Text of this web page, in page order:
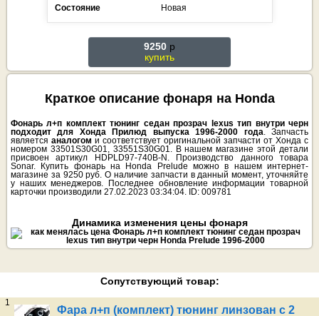
Состояние Новая
9250 p
купить
Краткое описание фонаря на Honda
Фонарь л+п комплект тюнинг седан прозрач lexus тип внутри черн
подходит для Хонда Прилюд выпуска 1996-2000 года. Запчасть
является аналогом и соответствует оригинальной запчасти от Хонда с
номером 33501S30G01, 33551S30G01. В нашем магазине этой детали
присвоен артикул HDPLD97-740B-N. Производство данного товара
Sonar. Купить фонарь на Honda Prelude можно в нашем интернет-
магазине за 9250 руб. О наличие запчасти в данный момент, уточняйте
у наших менеджеров. Последнее обновление информации товарной
карточки производили 27.02.2023 03:34:04. ID: 009781
Динамика изменения цены фонаря
Сопутствующий товар:
1
Фара л+п (комплект) тюнинг линзован с 2